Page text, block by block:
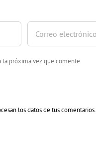
la próxima vez que comente.
los datos de tus comentarios.